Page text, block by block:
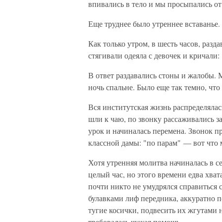
впивались в тело и мы просыпались
Еще труднее было утреннее вставанье.
Как только утром, в шесть часов,
стягивали одеяла с девочек и
В ответ раздавались стоны и
ночь спальне. Было еще так темно,
Вся институтская жизнь
шли к чаю, по звонку рассаживались
урок и начиналась перемена. Звонок
классной дамы: "по парам" — вот что
Хотя утренняя молитва начиналась в
целый час, но этого времени едва
почти никто не умудрялся справиться
булавками лиф передника, аккуратно
тугие косички, подвесить их